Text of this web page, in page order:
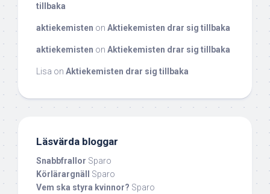
tillbaka
aktiekemisten on Aktiekemisten drar sig tillbaka
aktiekemisten on Aktiekemisten drar sig tillbaka
Lisa on Aktiekemisten drar sig tillbaka
Läsvärda bloggar
Snabbfrallor Sparo
Körlärargnäll
Sparo
Vem ska styra kvinnor? Sparo